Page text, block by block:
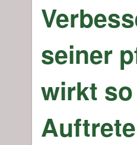
seiner
wirkt